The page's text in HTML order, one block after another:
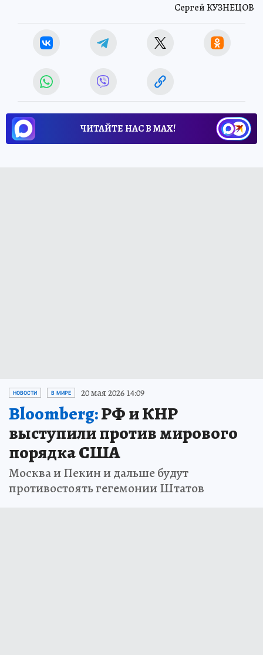
Сергей КУЗНЕЦОВ
ЧИТАЙТЕ НАС В МАХ!
НОВОСТИ В МИРЕ 20 мая 2026 14:09
Bloomberg:РФ и КНР
выступили против мирового
порядка США
Москва и Пекин и дальше будут
противостоять гегемонии Штатов